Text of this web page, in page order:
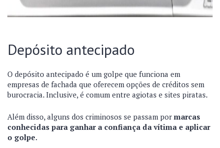
Depósito antecipado
O depósito antecipado é um golpe que funciona em
empresas de fachada que oferecem opções de créditos sem
burocracia. Inclusive, é comum entre agiotas e sites piratas.
Além disso, alguns dos criminosos se passam por marcas
conhecidas para ganhar a confiança da vítima e aplicar
o golpe.